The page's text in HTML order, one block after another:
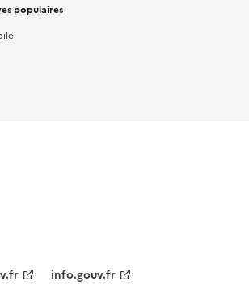
populaires
info.gouv.fr